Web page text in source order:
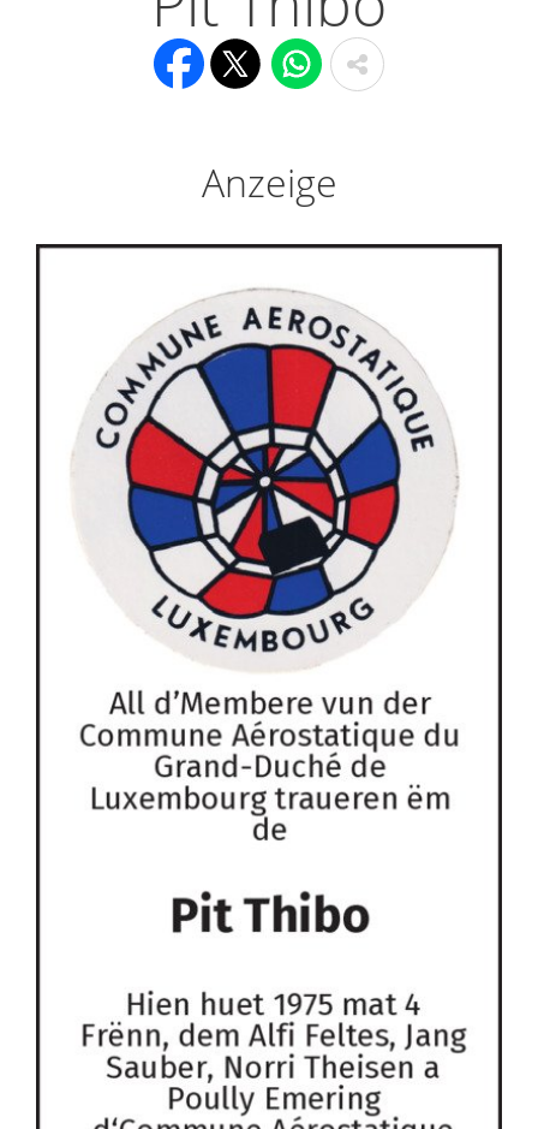
Anzeige